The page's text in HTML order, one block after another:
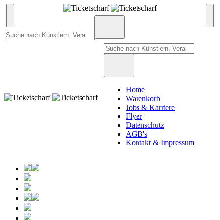
Home
Warenkorb
Jobs & Karriere
Flyer
Datenschutz
AGB's
Kontakt & Impressum